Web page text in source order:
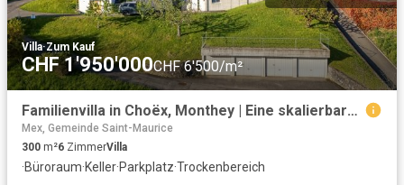
Villa·Zum Kauf
CHF 1'950'000CHF 6'500/m²
Familienvilla in Choëx, Monthey | Eine skalierbare Eigenschaft mit mehreren Möglichkeiten
Mex, Gemeinde Saint-Maurice
300 m²6 ZimmerVilla
·Büroraum·Keller·Parkplatz·Trockenbereich